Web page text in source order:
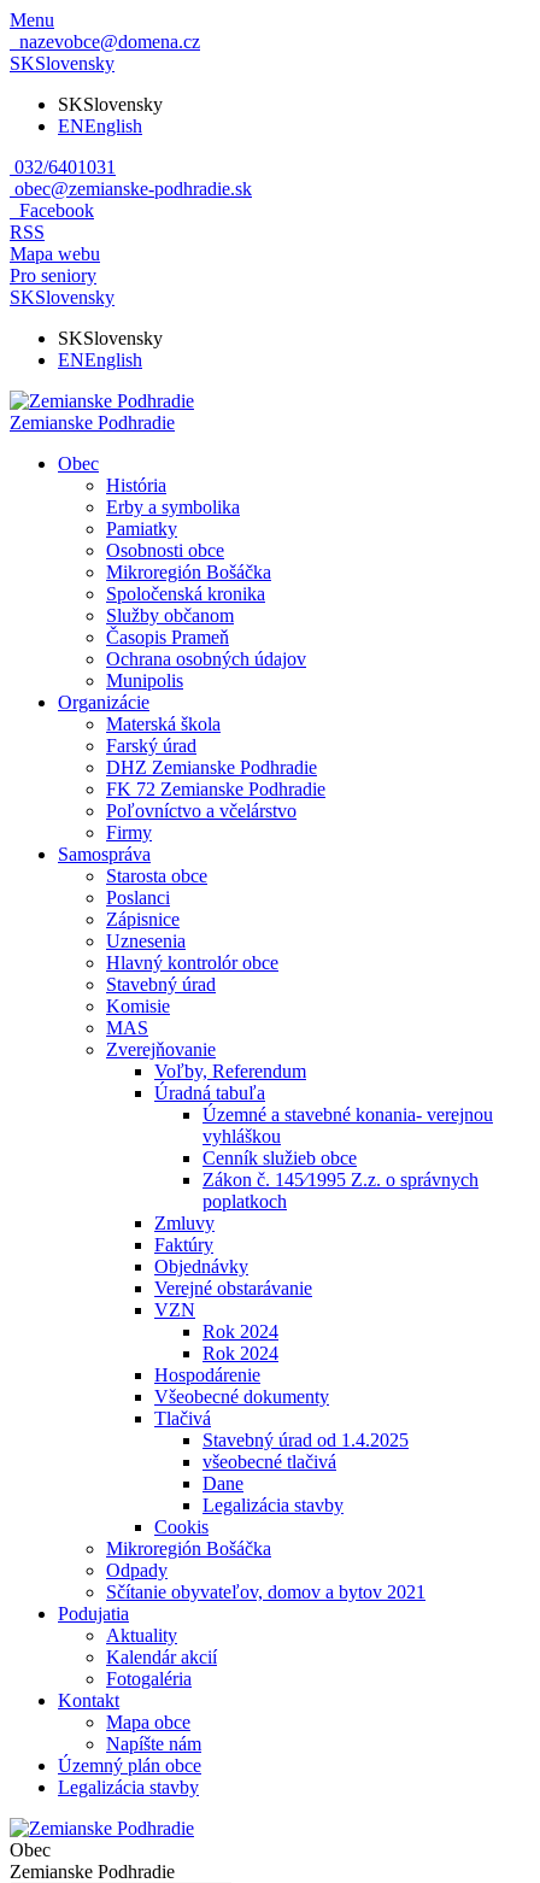
Menu
nazevobce@domena.cz
SKSlovensky
SKSlovensky
ENEnglish
032/6401031
obec@zemianske-podhradie.sk
Facebook
RSS
Mapa webu
Pro seniory
SKSlovensky
SKSlovensky
ENEnglish
Zemianske Podhradie
Obec
História
Erby a symbolika
Pamiatky
Osobnosti obce
Mikroregión Bošáčka
Spoločenská kronika
Služby občanom
Časopis Prameň
Ochrana osobných údajov
Munipolis
Organizácie
Materská škola
Farský úrad
DHZ Zemianske Podhradie
FK 72 Zemianske Podhradie
Poľovníctvo a včelárstvo
Firmy
Samospráva
Starosta obce
Poslanci
Zápisnice
Uznesenia
Hlavný kontrolór obce
Stavebný úrad
Komisie
MAS
Zverejňovanie
Voľby, Referendum
Úradná tabuľa
Územné a stavebné konania- verejnou
vyhláškou
Cenník služieb obce
Zákon č. 145⁄1995 Z.z. o správnych
poplatkoch
Zmluvy
Faktúry
Objednávky
Verejné obstarávanie
VZN
Rok 2024
Rok 2024
Hospodárenie
Všeobecné dokumenty
Tlačivá
Stavebný úrad od 1.4.2025
všeobecné tlačivá
Dane
Legalizácia stavby
Cookis
Mikroregión Bošáčka
Odpady
Sčítanie obyvateľov, domov a bytov 2021
Podujatia
Aktuality
Kalendár akcií
Fotogaléria
Kontakt
Mapa obce
Napíšte nám
Územný plán obce
Legalizácia stavby
Obec
Zemianske Podhradie